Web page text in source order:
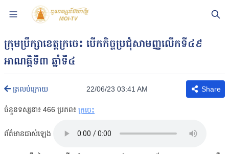
ក្រុមប្រឹក្សាខេត្តក្រចេះ បើកកិច្ចប្រជុំសាមញ្ញលើកទី៤៩
អាណត្តិទី៣ ឆ្នាំទី៤
ត្រលប់ក្រោយ 22/06/23 03:41 AM Share
ចំនួនទស្សនា៖ 466 ប្រភព៖ ក្រចេះ
ព័ត៌មានជាសំឡេង